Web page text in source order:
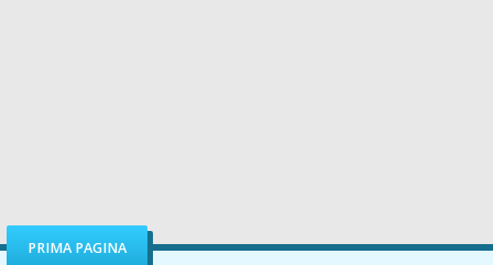
PRIMA PAGINA